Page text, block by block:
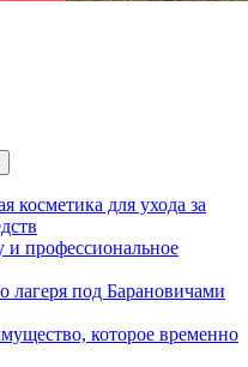
косметика для ухода за
и профессиональное
лагеря под Барановичами
которое временно